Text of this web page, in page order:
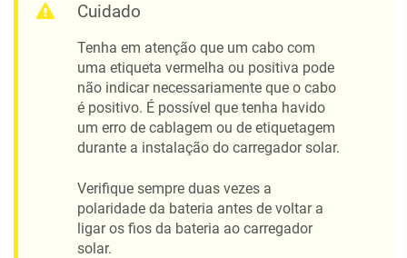
Cuidado
Tenha em atenção que um cabo com
uma etiqueta vermelha ou positiva pode
não indicar necessariamente que o cabo
é positivo. É possível que tenha havido
um erro de cablagem ou de etiquetagem
durante a instalação do carregador solar.
Verifique sempre duas vezes a
polaridade da bateria antes de voltar a
ligar os fios da bateria ao carregador
solar.